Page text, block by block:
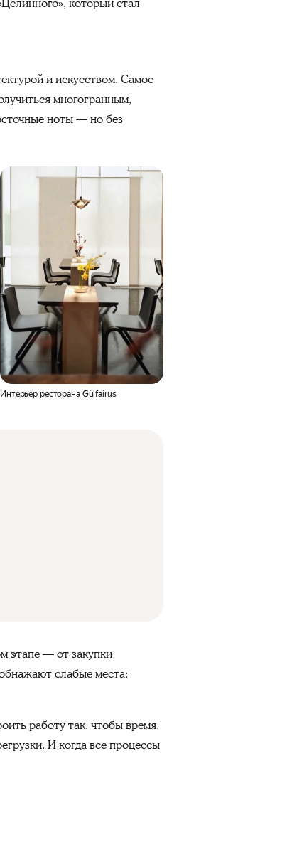
и искусством. Самое
многогранным,
ноты — но без
Интерьер ресторана Gülfairus
этапе — от закупки
слабые места:
работу так, чтобы время,
И когда все процессы